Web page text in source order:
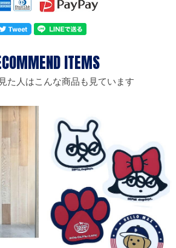
た人はこんな商品も見ています